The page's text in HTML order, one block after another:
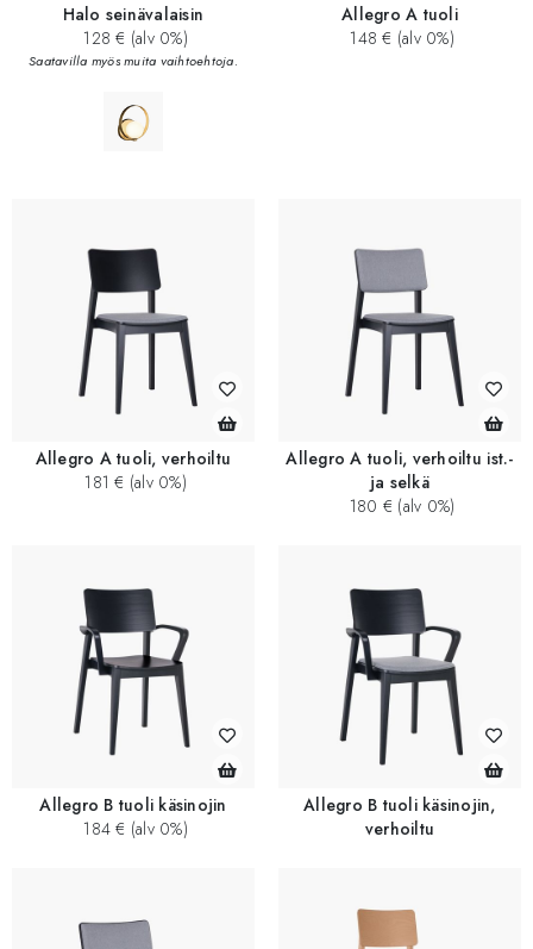
Halo seinävalaisin
128 € (alv 0%)
Saatavilla myös muita vaihtoehtoja.
Allegro A tuoli
148 € (alv 0%)
Allegro A tuoli, verhoiltu
181 € (alv 0%)
Allegro A tuoli, verhoiltu ist.-
ja selkä
180 € (alv 0%)
Allegro B tuoli käsinojin
184 € (alv 0%)
Allegro B tuoli käsinojin,
verhoiltu